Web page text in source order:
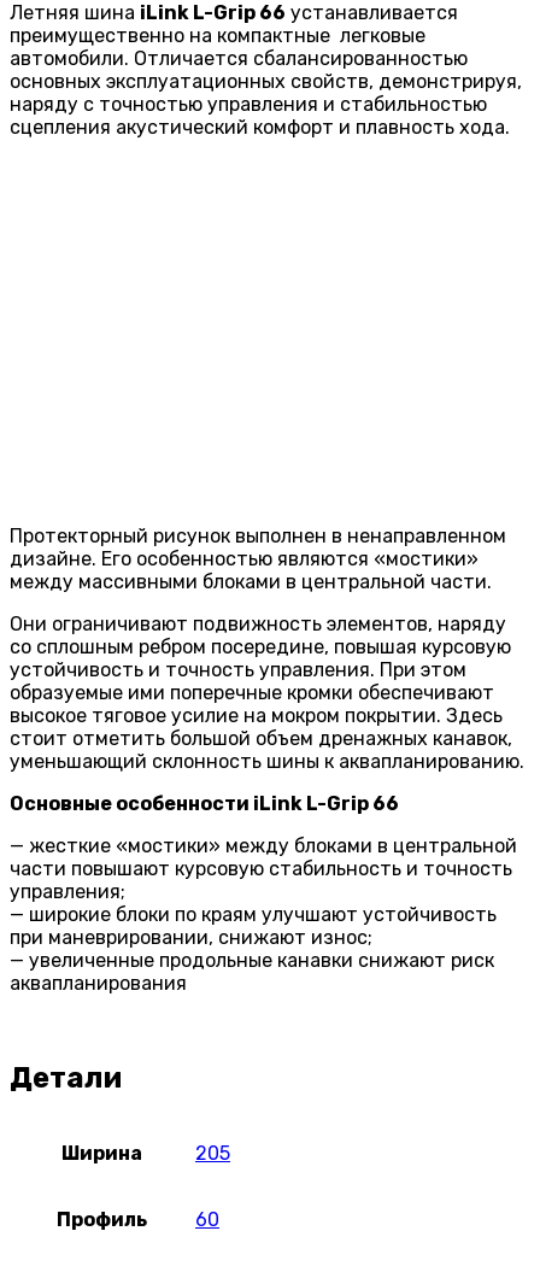
Летняя шина iLink L-Grip 66 устанавливается
преимущественно на компактные легковые
автомобили. Отличается сбалансированностью
основных эксплуатационных свойств, демонстрируя,
наряду с точностью управления и стабильностью
сцепления акустический комфорт и плавность хода.
Протекторный рисунок выполнен в ненаправленном
дизайне. Его особенностью являются «мостики»
между массивными блоками в центральной части.
Они ограничивают подвижность элементов, наряду
со сплошным ребром посередине, повышая курсовую
устойчивость и точность управления. При этом
образуемые ими поперечные кромки обеспечивают
высокое тяговое усилие на мокром покрытии. Здесь
стоит отметить большой объем дренажных канавок,
уменьшающий склонность шины к аквапланированию.
Основные особенности iLink L-Grip 66
— жесткие «мостики» между блоками в центральной
части повышают курсовую стабильность и точность
управления;
— широкие блоки по краям улучшают устойчивость
при маневрировании, снижают износ;
— увеличенные продольные канавки снижают риск
аквапланирования
Детали
Ширина 205
Профиль 60